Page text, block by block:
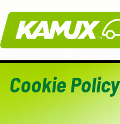
Kamux
Cookie Policy